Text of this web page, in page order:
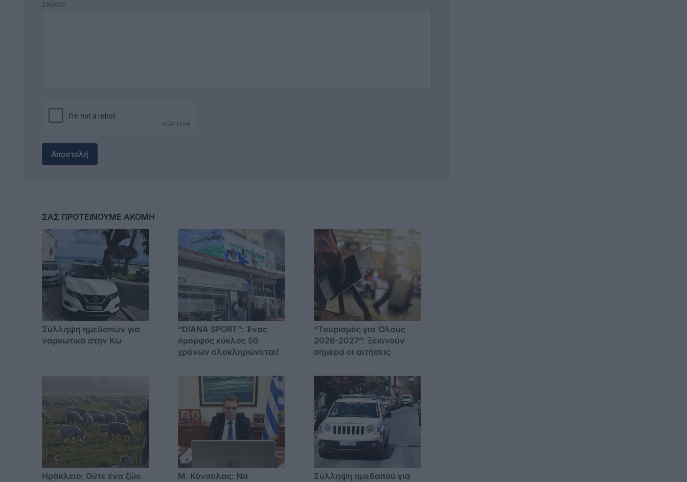
ΣΧΟΛΙΟ
Αποστολή
ΣΑΣ ΠΡΟΤΕΙΝΟΥΜΕ ΑΚΟΜΗ
Σύλληψη ημεδαπών για
ναρκωτικά στην Κω
“DIANA SPORT”: Ένας
όμορφος κύκλος 50
χρόνων ολοκληρώνεται!
“Τουρισμός για Όλους
2026-2027”: Ξεκινούν
σήμερα οι αιτήσεις
Ηράκλειο: Ούτε ένα ζώο Μ. Κόνσολας: Να Σύλληψη ημεδαπού για